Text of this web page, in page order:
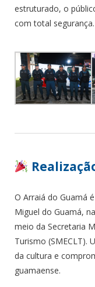
estruturado, o
com total segurança.
O Arraiá do Guamá
Miguel do Guamá,
meio da Secretaria
Turismo (SMECLT).
da cultura e
guamaense.